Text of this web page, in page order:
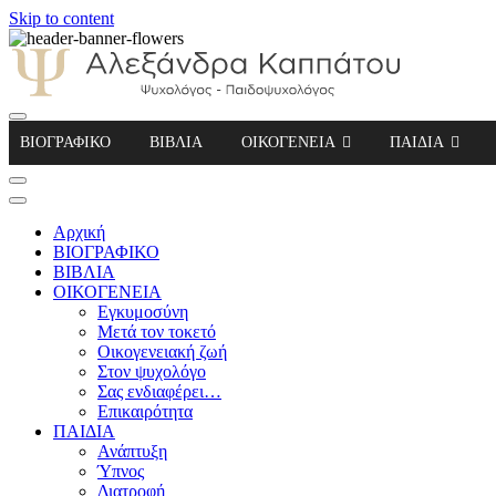
Skip to content
Αλεξάνδρα Καππάτου Ψυχολόγος –
ΒΙΟΓΡΑΦΙΚΟ ΒΙΒΛΙΑ ΟΙΚΟΓΕΝΕΙΑ ΠΑΙΔΙΑ
Αρχική
ΒΙΟΓΡΑΦΙΚΟ
ΒΙΒΛΙΑ
ΟΙΚΟΓΕΝΕΙΑ
Εγκυμοσύνη
Μετά τον τοκετό
Οικογενειακή ζωή
Στον ψυχολόγο
Σας ενδιαφέρει…
Επικαιρότητα
ΠΑΙΔΙΑ
Ανάπτυξη
Ύπνος
Διατροφή